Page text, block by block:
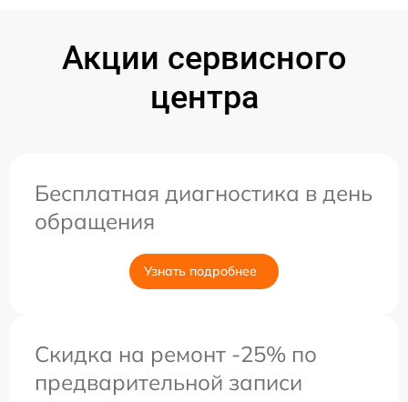
Акции сервисного
центра
Бесплатная диагностика в день
обращения
Узнать подробнее
Скидка на ремонт -25% по
предварительной записи